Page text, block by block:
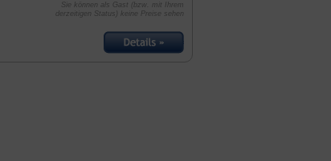
Sie können als Gast (bzw. mit Ihrem
derzeitigen Status) keine Preise sehen